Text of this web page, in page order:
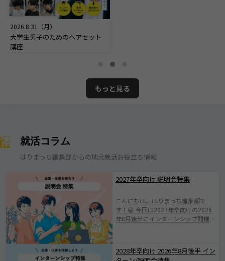
2026.8.31（月）
大学生男子のためのヘアセット
講座
もっと見る
就活コラム
はりまっち編集部からの地元就活お役立ち情報
2027年卒向け 説明会特集
こんにちは、はりまっち編集部で
す！😀 今回は2027年卒向けの2026
年8月後半にインターンシップ開催す
掲載されている情報は2026年8月10
日時点での情報となります。
2028年卒向け 2026年8月後半 イン